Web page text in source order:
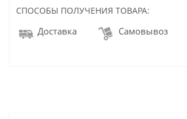
СПОСОБЫ ПОЛУЧЕНИЯ ТОВАРА:
Доставка Самовывоз